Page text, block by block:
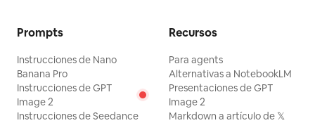
plástico suave", "Fondo minimalista
casual"]}
Prompts
Instrucciones de Nano
Banana Pro
Instrucciones de GPT
Image 2
Instrucciones de Seedance
Recursos
Para agents
Alternativas a NotebookLM
Presentaciones de GPT
Image 2
Markdown a artículo de 𝕏